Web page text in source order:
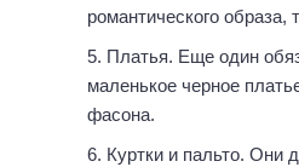
романтического образа,
Платья. Еще один
маленькое черное
фасона.
Куртки и пальто. Они